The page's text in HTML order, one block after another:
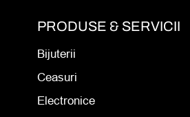
PRODUSE & SERVICII
Bijuterii
Ceasuri
Electronice